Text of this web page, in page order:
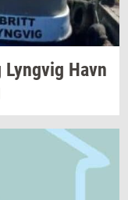
Lyng­vig Havn